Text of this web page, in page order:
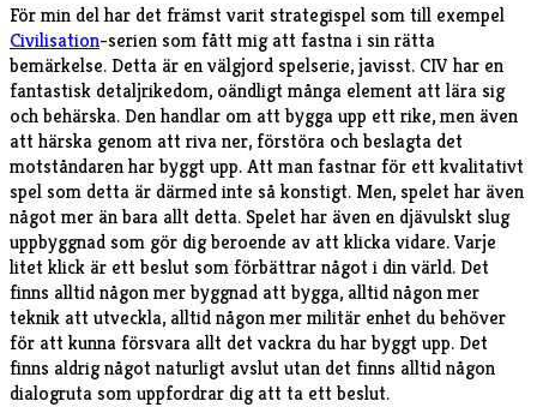
För min del har det främst varit strategispel som till exempel
Civilisation-serien som fått mig att fastna i sin rätta
bemärkelse. Detta är en välgjord spelserie, javisst. CIV har en
fantastisk detaljrikedom, oändligt många element att lära sig
och behärska. Den handlar om att bygga upp ett rike, men även
att härska genom att riva ner, förstöra och beslagta det
motståndaren har byggt upp. Att man fastnar för ett kvalitativt
spel som detta är därmed inte så konstigt. Men, spelet har även
något mer än bara allt detta. Spelet har även en djävulskt slug
uppbyggnad som gör dig beroende av att klicka vidare. Varje
litet klick är ett beslut som förbättrar något i din värld. Det
finns alltid någon mer byggnad att bygga, alltid någon mer
teknik att utveckla, alltid någon mer militär enhet du behöver
för att kunna försvara allt det vackra du har byggt upp. Det
finns aldrig något naturligt avslut utan det finns alltid någon
dialogruta som uppfordrar dig att ta ett beslut.